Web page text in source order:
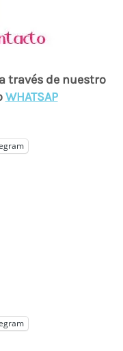
través de nuestro
WHATSAP